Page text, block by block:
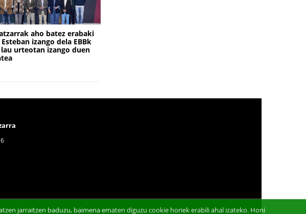
aho batez erabaki
izango dela EBBk
urteotan izango duen
jarraitzen baduzu, baimena ematen diguzu cookie horiek erabili ahal izateko. Honi